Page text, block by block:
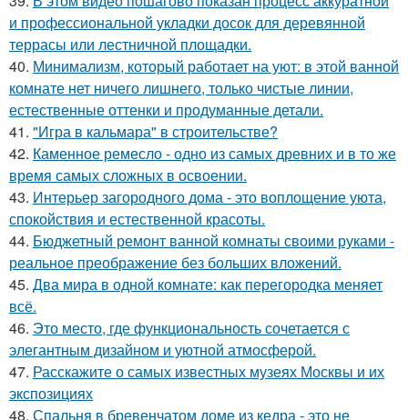
и профессиональной укладки досок для деревянной
террасы или лестничной площадки.
40. Минимализм, который работает на уют: в этой ванной
комнате нет ничего лишнего, только чистые линии,
естественные оттенки и продуманные детали.
41. "Игра в кальмара" в строительстве?
42. Каменное ремесло - одно из самых древних и в то же
время самых сложных в освоении.
43. Интерьер загородного дома - это воплощение уюта,
спокойствия и естественной красоты.
44. Бюджетный ремонт ванной комнаты своими руками -
реальное преображение без больших вложений.
45. Два мира в одной комнате: как перегородка меняет
всё.
46. Это место, где функциональность сочетается с
элегантным дизайном и уютной атмосферой.
47. Расскажите о самых известных музеях Москвы и их
экспозициях
48. Спальня в бревенчатом доме из кедра - это не